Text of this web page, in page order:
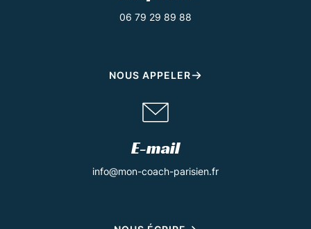
E-mail
info@mon-coach-parisien.fr
06 79 29 89 88
NOUS APPELER